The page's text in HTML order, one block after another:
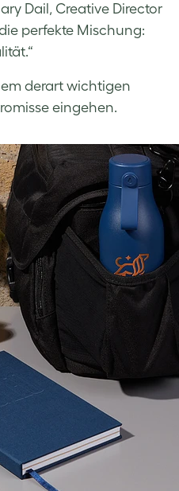
Dail, Creative Director
perfekte Mischung:
derart wichtigen
eingehen.